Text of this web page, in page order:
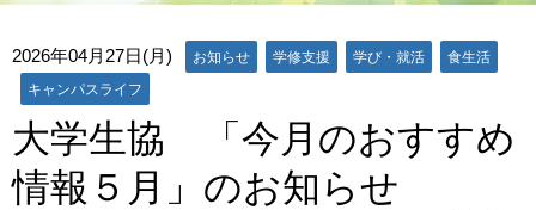
2026年04月27日(月) お知らせ 学修支援 学び・就活 食生活
キャンパスライフ
大学生協 「今月のおすすめ
情報５月」のお知らせ